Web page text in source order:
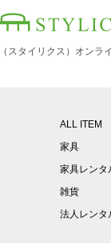
スタイリクス）オンラ
ALL ITEM
家具
家具レンタ
雑貨
法人レンタ